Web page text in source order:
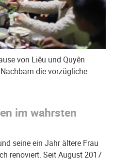
von Liêu und Quyên
die vorzüg­liche
im wahrsten
seine ein Jahr ältere Frau
renoviert. Seit August 2017